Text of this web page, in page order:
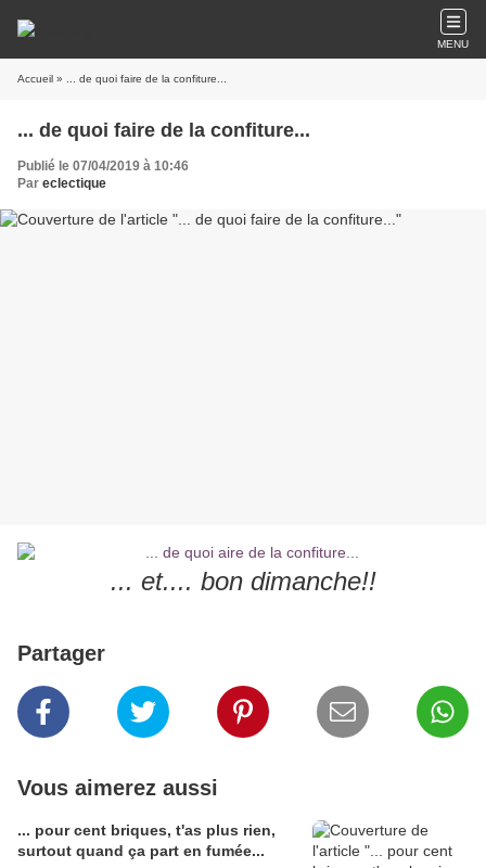
MENU
Accueil » ... de quoi faire de la confiture...
... de quoi faire de la confiture...
Publié le 07/04/2019 à 10:46
Par eclectique
... et.... bon dimanche!!
Partager
Vous aimerez aussi
... pour cent briques, t'as plus rien,
surtout quand ça part en fumée...